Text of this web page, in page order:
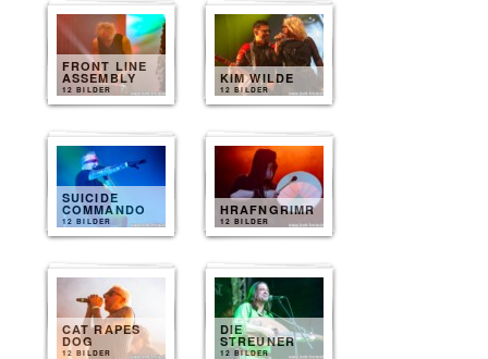
FRONT LINE
ASSEMBLY
12 BILDER
KIM WILDE
12 BILDER
SUICIDE
COMMANDO
12 BILDER
HRAFNGRIMR
12 BILDER
CAT RAPES
DOG
12 BILDER
DIE
STREUNER
12 BILDER